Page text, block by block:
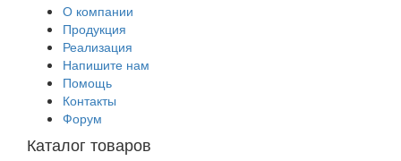
О компании
Продукция
Реализация
Напишите нам
Помощь
Контакты
Форум
Каталог товаров